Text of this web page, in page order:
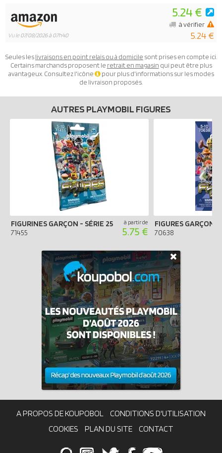
Vu le07/08/2026 à 07h40
5.24 €
5.24 €
à vérifier
Seules leslivraisons en point relais ou à domicile sont prises en compte ici.
Certains marchands proposent le retrait en magasin qui peut être plus
avantageux. Consultez l'icône
pour plus d'informations sur les modes
de livraison proposés.
AUTRES PLAYMOBIL FIGURES
FIGURINES GARÇON - SÉRIE 25
71455
à partir de
5.75 €
FIGURES GARÇONS
70638
A PROPOS DE KOUPOBOL
CONDITIONS D'UTILISATION
COOKIES
PLAN DU SITE CONTACT